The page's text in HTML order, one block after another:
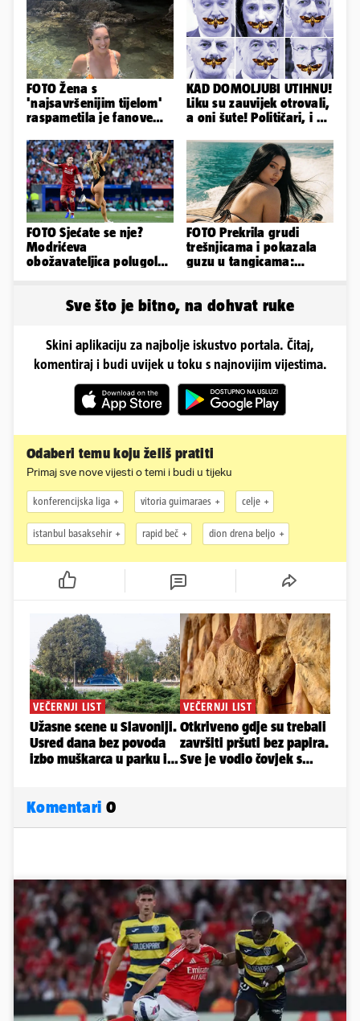
FOTO Žena s
'najsavršenijim tijelom'
raspametila je fanove
plićaka
KAD DOMOLJUBI UTIHNU!
Liku su zauvijek otrovali,
a oni šute! Političari, i vi
FOTO Sjećate se nje?
Modrićeva
obožavateljica polugola
FOTO Prekrila grudi
trešnjicama i pokazala
guzu u tangicama:
Sve što je bitno, na dohvat ruke
Skini aplikaciju za najbolje iskustvo portala. Čitaj,
komentiraj i budi uvijek u toku s najnovijim vijestima.
Odaberi temu koju želiš pratiti
Primaj sve nove vijesti o temi i budi u tijeku
konferencijska liga vitoria guimaraes celje
istanbul basaksehir rapid beč dion drena beljo
Komentari 0